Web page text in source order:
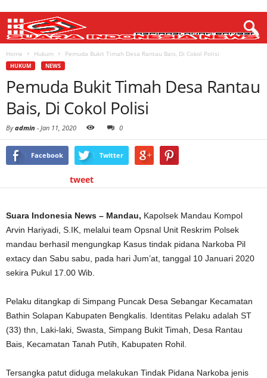
Home Hukum Pemuda Bukit Timah Desa Rantau Bais, Di Cokol Polisi
HUKUM NEWS
Pemuda Bukit Timah Desa Rantau
Bais, Di Cokol Polisi
Byadmin - Jan 11, 2020 0
Facebook Twitter
tweet
Suara Indonesia News – Mandau, Kapolsek Mandau Kompol
Arvin Hariyadi, S.IK, melalui team Opsnal Unit Reskrim Polsek
mandau berhasil mengungkap Kasus tindak pidana Narkoba Pil
extacy dan Sabu sabu, pada hari Jum’at, tanggal 10 Januari 2020
sekira Pukul 17.00 Wib.
Pelaku ditangkap di Simpang Puncak Desa Sebangar Kecamatan
Bathin Solapan Kabupaten Bengkalis. Identitas Pelaku adalah ST
(33) thn, Laki-laki, Swasta, Simpang Bukit Timah, Desa Rantau
Bais, Kecamatan Tanah Putih, Kabupaten Rohil.
Tersangka patut diduga melakukan Tindak Pidana Narkoba jenis